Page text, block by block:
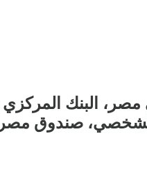
مصر، البنك
الشخصي، صندوق